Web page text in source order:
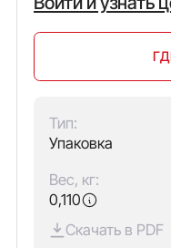
Тип:
Упаковка
Вес, кг:
0,110
Скачать в PDF